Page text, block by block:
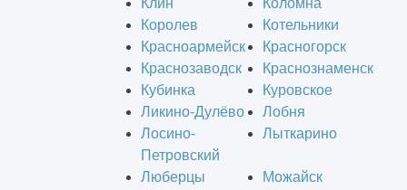
Клин
Коломна
Королев
Котельники
Красноармейск
Красногорск
Краснозаводск
Краснознаменск
Кубинка
Куровское
Ликино-Дулёво
Лобня
Лосино-
Петровский
Лыткарино
Люберцы
Можайск